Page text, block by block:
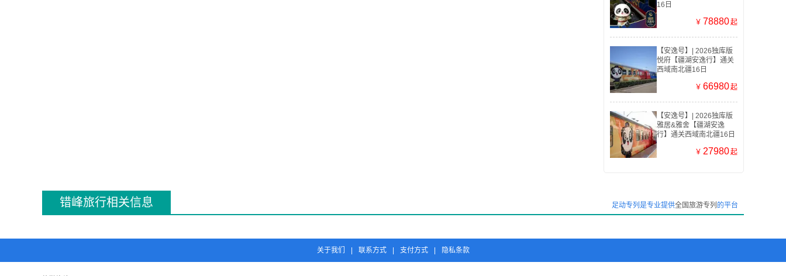
16日
￥ 78880起
【安逸号】| 2026独库版
悦府【疆湖安逸行】通关
西域南北疆16日
￥ 66980起
【安逸号】| 2026独库版
雅居&雅舍【疆湖安逸
行】通关西域南北疆16日
￥ 27980起
错峰旅行相关信息 足动专列是专业提供全国旅游专列 的平台
关于我们 联系方式 支付方式 隐私条款